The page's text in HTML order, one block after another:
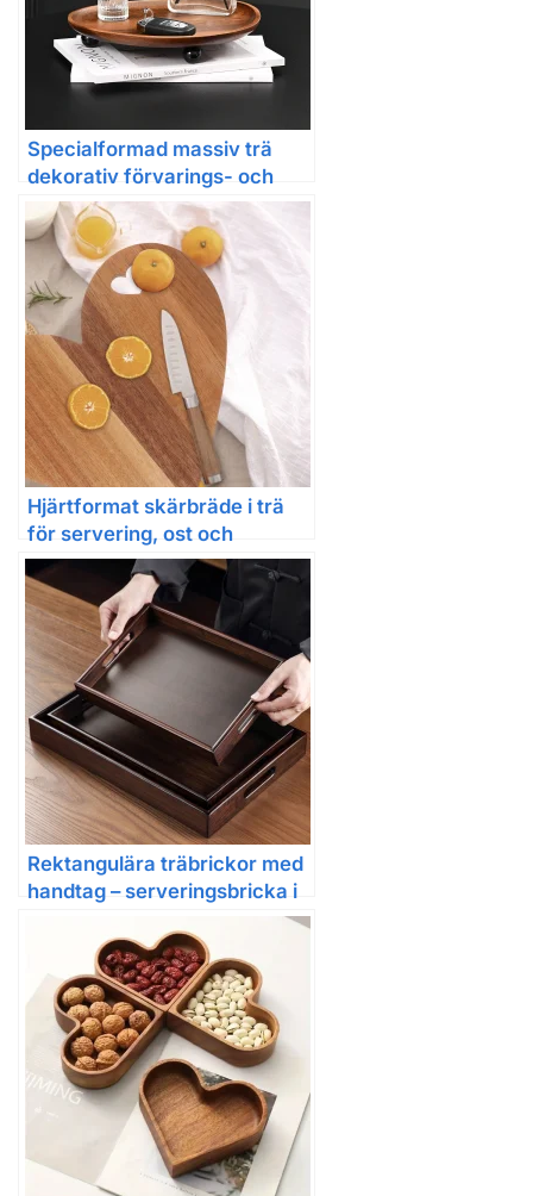
Specialformad massiv trä
dekorativ förvarings- och
serveringsbricka
Hjärtformat skärbräde i trä
för servering, ost och
charcuterie
Rektangulära träbrickor med
handtag – serveringsbricka i